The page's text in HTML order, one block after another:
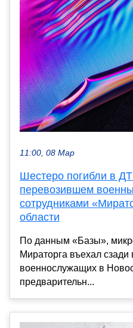
11:00, 08 Мар
Шестеро погибли в
перевозившем
сотрудниками
области
По данным «Базы»,
Мираторга въехал
военнослужащих в
предварительн...